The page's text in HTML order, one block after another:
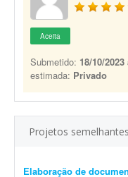
Aceita
Submetido: 18/10/
estimada: Privado
Projetos
Elaboração de